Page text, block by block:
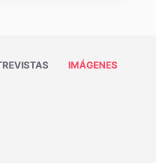
IMÁGENES